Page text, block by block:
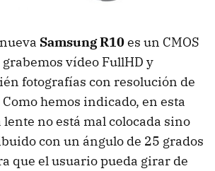
Samsung R10es un CMOS
grabemos vídeo FullHD y
fotografías con resolución de
hemos indicado, en esta
no está mal colocada sino
con un ángulo de 25 grados
que el usuario pueda girar de